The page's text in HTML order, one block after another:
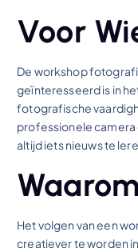
Voor
De workshop
geïnteresseerd is in
fotografische
professionele camera
altijd iets nieuws te
Het volgen van een
creatiever te worden